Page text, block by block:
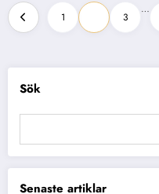
Sidnumrering
för
inlägg
1 3
…
Sök
Senaste artiklar